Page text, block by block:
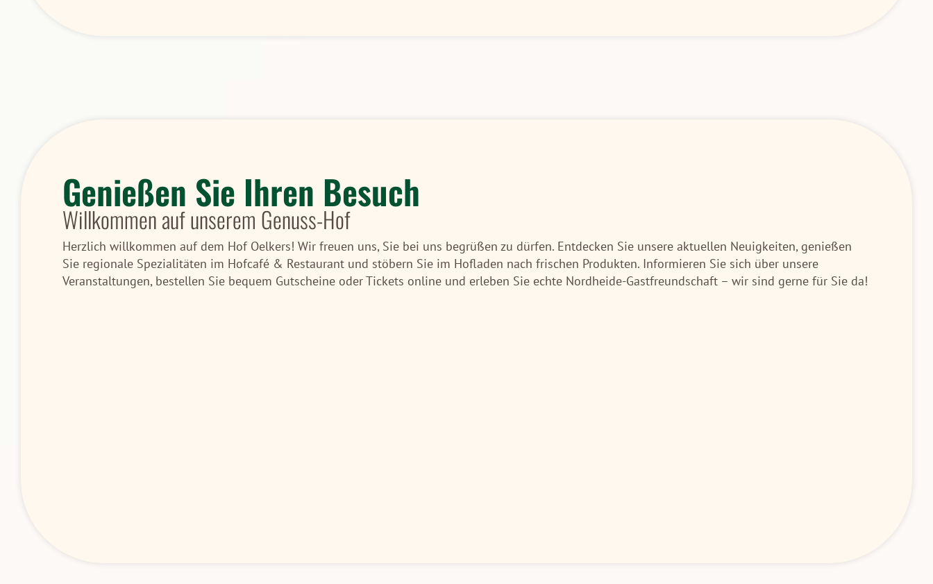
Genießen Sie Ihren Besuch
Willkommen auf unserem Genuss-Hof
Herzlich willkommen auf dem Hof Oelkers! Wir freuen uns, Sie bei uns begrüßen zu dürfen. Entdecken Sie unsere aktuellen Neuigkeiten, genießen
Sie regionale Spezialitäten im Hofcafé & Restaurant und stöbern Sie im Hofladen nach frischen Produkten. Informieren Sie sich über unsere
Veranstaltungen, bestellen Sie bequem Gutscheine oder Tickets online und erleben Sie echte Nordheide-Gastfreundschaft – wir sind gerne für Sie da!